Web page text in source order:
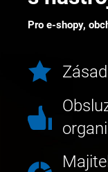
Pro e-shopy,